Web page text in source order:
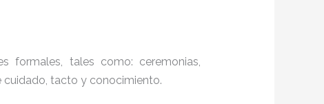
formales, tales como: ceremonias,
cuidado, tacto y conocimiento.